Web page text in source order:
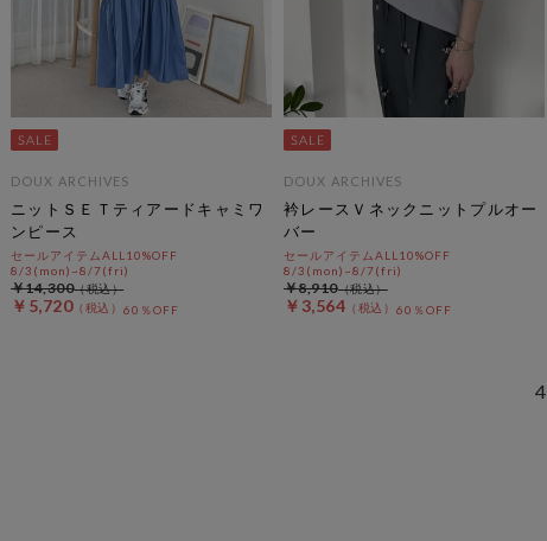
DOUX ARCHIVES
ニットＳＥＴティアードキャミワ
ンピース
セールアイテムALL10%OFF
8/3(mon)~8/7(fri)
￥5,720 60％OFF
￥14,300
DOUX ARCHIVES
衿レースＶネックニットプルオー
バー
セールアイテムALL10%OFF
8/3(mon)~8/7(fri)
￥3,564 60％OFF
￥8,910
4